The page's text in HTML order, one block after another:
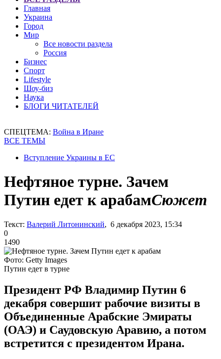
Главная
Украина
Город
Мир
Все новости раздела
Россия
Бизнес
Спорт
Lifestyle
Шоу-биз
Наука
БЛОГИ ЧИТАТЕЛЕЙ
СПЕЦТЕМА: Война в Иране
ВСЕ ТЕМЫ
Вступление Украины в ЕС
Нефтяное турне. Зачем
Путин едет к арабамСюжет
Текст: Валерий Литонинский, 6 декабря 2023, 15:34
0
1490
Фото: Getty Images
Путин едет в турне
Президент РФ Владимир Путин 6
декабря совершит рабочие визиты в
Объединенные Арабские Эмираты
(ОАЭ) и Саудовскую Аравию, а потом
встретится с президентом Ирана.